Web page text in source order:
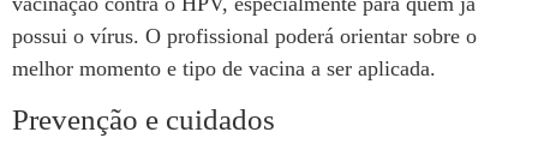
possui o vírus. O profissional poderá orientar sobre o
melhor momento e tipo de vacina a ser aplicada.
Prevenção e cuidados